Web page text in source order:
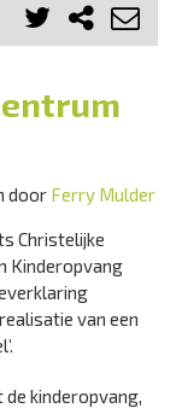
door Ferry Mulder
Christelijke
Kinderopvang
van een
de kinderopvang,